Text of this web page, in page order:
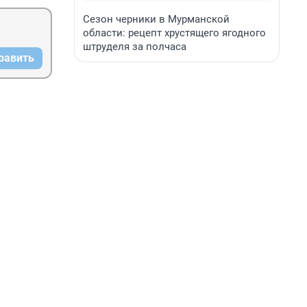
Сезон черники в Мурманской
области: рецепт хрустящего ягодного
штруделя за полчаса